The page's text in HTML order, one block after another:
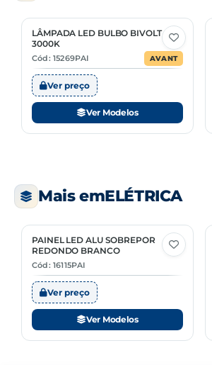
2 Opções
LÂMPADA LED BULBO BIVOLT
3000K
Cód: 15269PAI AVANT
Ver preço
Ver Modelos
Mais emELÉTRICA
6 Opções
PAINEL LED ALU SOBREPOR
REDONDO BRANCO
Cód: 16115PAI
Ver preço
Ver Modelos